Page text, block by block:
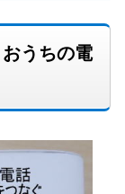
うちの電